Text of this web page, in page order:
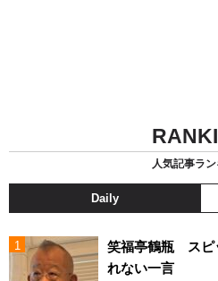
人気記事ラ
Daily
笑福亭鶴瓶 スピ
れない一言